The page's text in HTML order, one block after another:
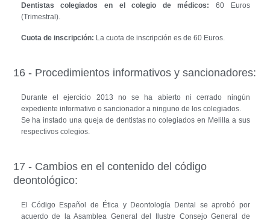
Dentistas colegiados en el colegio de médicos: 60 Euros
(Trimestral).
Cuota de inscripción: La cuota de inscripción es de 60 Euros.
16 - Procedimientos informativos y sancionadores:
Durante el ejercicio 2013 no se ha abierto ni cerrado ningún
expediente informativo o sancionador a ninguno de los colegiados.
Se ha instado una queja de dentistas no colegiados en Melilla a sus
respectivos colegios.
17 - Cambios en el contenido del código
deontológico:
El Código Español de Ética y Deontología Dental se aprobó por
acuerdo de la Asamblea General del Ilustre Consejo General de